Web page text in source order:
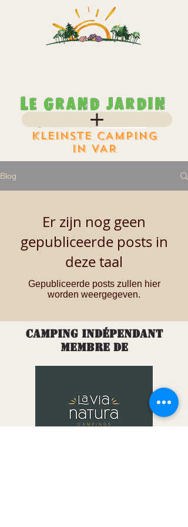
KLEINSTE CAMPING
IN VAR
Blog
Er zijn nog geen
gepubliceerde posts in
deze taal
Gepubliceerde posts zullen hier
worden weergegeven.
Camping indépendant
membre de